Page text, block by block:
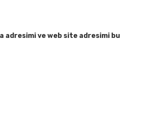
adresimi ve web site adresimi bu